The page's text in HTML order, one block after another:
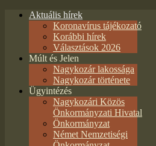
Aktuális hírek
Koronavírus tájékozató
Korábbi hírek
Választások 2026
Múlt és Jelen
Nagykozár lakossága
Nagykozár története
Ügyintézés
Nagykozári Közös
Önkormányzati Hivatal
Önkormányzat
Német Nemzetiségi